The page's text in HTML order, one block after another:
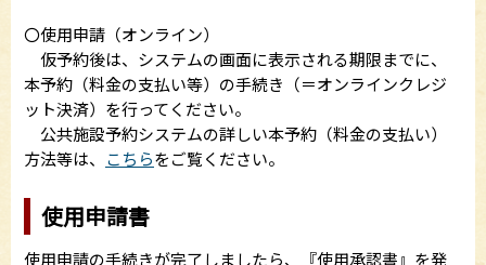
〇使用申請（オンライン）
仮予約後は、システムの画面に表示される期限までに、
本予約（料金の支払い等）の手続き（＝オンラインクレジ
ット決済）を行ってください。
公共施設予約システムの詳しい本予約（料金の支払い）
方法等は、 こちらをご覧ください。
使用申請書
使用申請の手続きが完了しましたら、『使用承認書』を発